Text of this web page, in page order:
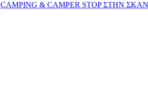
CAMPING & CAMPER STOP ΣΤΗΝ